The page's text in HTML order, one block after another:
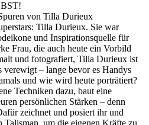
von Tilla Durieux
Tilla Durieux. Sie war
und Inspirationsquelle für
Frau, die auch heute ein Vorbild
und fotografiert, Tilla Durieux ist
– lange bevor es Handys
und wie wird heute porträtiert?
Techniken dazu, baut eine
persönlichen Stärken – denn
zeichnet und posiert ihr und